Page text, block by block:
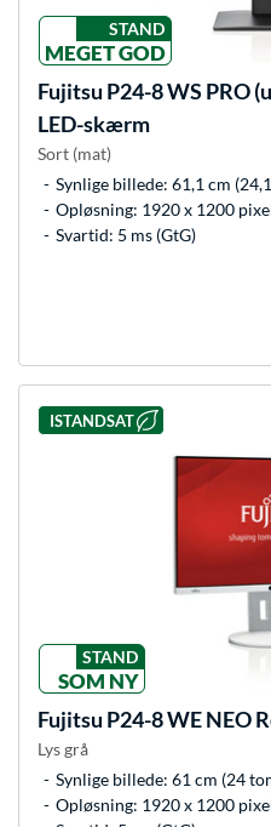
STAND
MEGET GOD
Fujitsu P24-8 WS PRO
LED-skærm
Sort (mat)
Synlige billede: 61,1 cm
Opløsning: 1920 x 1200
Svartid: 5 ms (GtG)
ISTANDSAT
STAND
SOM NY
Fujitsu P24-8 WE NEO
Lys grå
Synlige billede: 61 cm (24
Opløsning: 1920 x 1200